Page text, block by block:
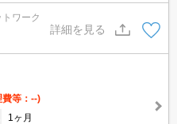
き♪♪
ワーク
詳細を見る
費等：--)
1ヶ月